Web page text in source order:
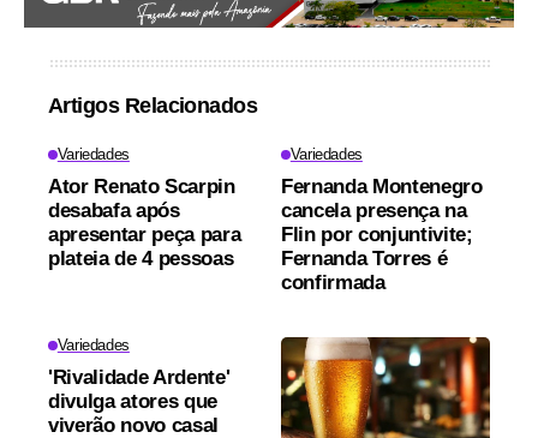
Artigos Relacionados
Variedades
Ator Renato Scarpin
desabafa após
apresentar peça para
plateia de 4 pessoas
Variedades
Fernanda Montenegro
cancela presença na
Flin por conjuntivite;
Fernanda Torres é
confirmada
Variedades
'Rivalidade Ardente'
divulga atores que
viverão novo casal